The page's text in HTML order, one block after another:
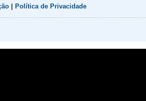
Política de Privacidade